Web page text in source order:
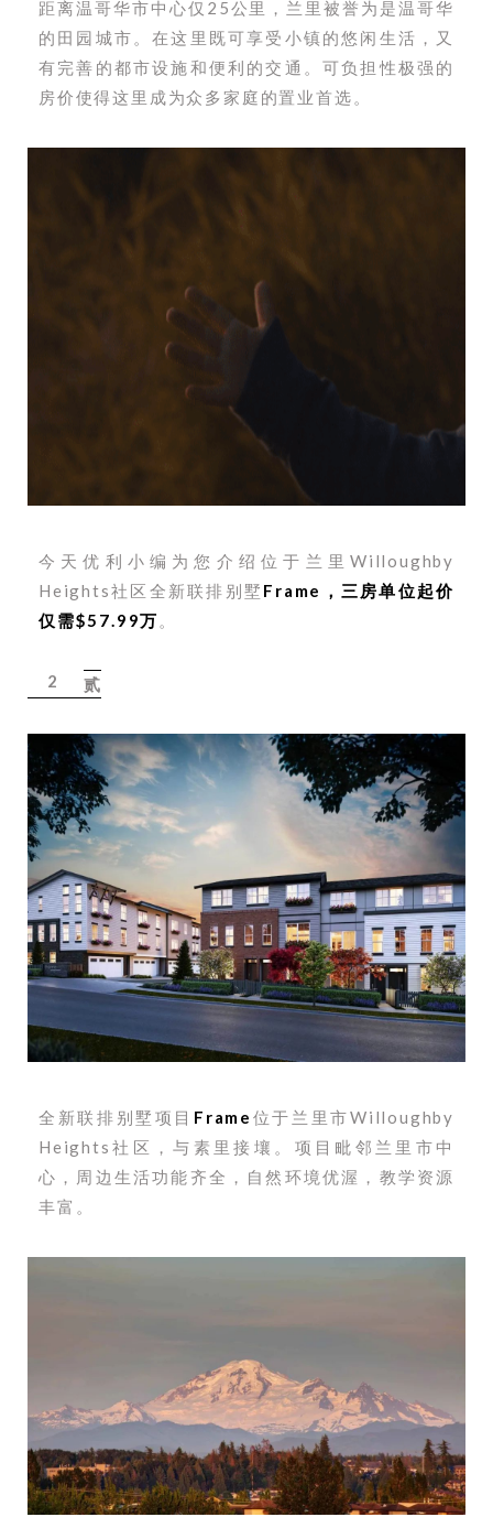
距离温哥华市中心仅25公里，兰里被誉为是温哥华
的田园城市。在这里既可享受小镇的悠闲生活，又
有完善的都市设施和便利的交通。可负担性极强的
房价使得这里成为众多家庭的置业首选。
今天优利小编为您介绍位于兰里Willoughby
Heights社区全新联排别墅 Frame，三房单位起价
仅需$57.99万 。
2 贰
全新联排别墅项目 Frame 位于兰里市Willoughby
Heights社区，与素里接壤。项目毗邻兰里市中
心，周边生活功能齐全，自然环境优渥，教学资源
丰富。